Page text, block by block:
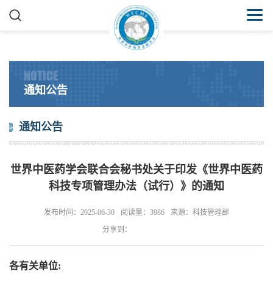
NOTICE
通知公告
通知公告
世界中医药学会联合会秘书处关于印发《世界中医药
科技专项管理办法（试行）》的通知
发布时间：2025-06-30 阅读量：3986
来源：科技管理部
分享到：
各有关单位: